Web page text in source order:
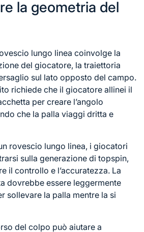
la geometria del
lungo linea coinvolge la
del giocatore, la traiettoria
sul lato opposto del campo.
richiede che il giocatore allinei il
per creare l’angolo
che la palla viaggi dritta e
rovescio lungo linea, i giocatori
sulla generazione di topspin,
il controllo e l’accuratezza. La
dovrebbe essere leggermente
sollevare la palla mentre la si
del colpo può aiutare a